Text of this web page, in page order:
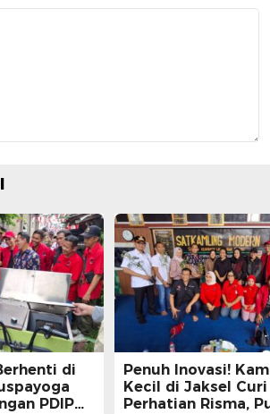
di
PDIP
Penuh Inovasi!
Kecil di Jaksel Curi
Perhatian Risma,